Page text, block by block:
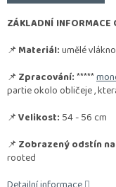
ZÁKLADNÍ INFORMACE
📌Materiál:umělé vlákno
📌Zpracování:*****
partie okolo obličeje ,
📌Velikost: 54 - 56 cm
📌Zobrazený odstín
rooted